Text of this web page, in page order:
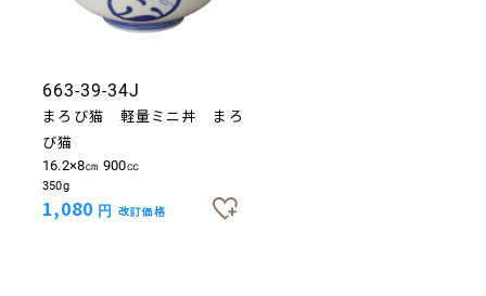
663-39-34J
まろび猫 軽量ミニ丼 まろ
び猫
16.2×8㎝ 900㏄
350g
1,080 円 改訂価格